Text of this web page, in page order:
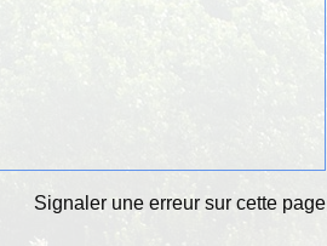
Signaler une erreur sur cette page